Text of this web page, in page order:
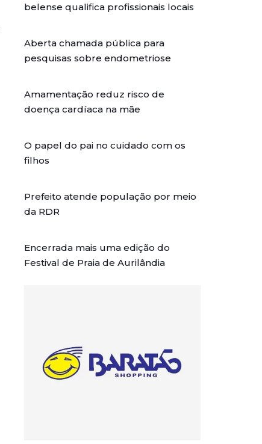
belense qualifica profissionais locais
Aberta chamada pública para
pesquisas sobre endometriose
Amamentação reduz risco de
doença cardíaca na mãe
O papel do pai no cuidado com os
filhos
Prefeito atende população por meio
da RDR
Encerrada mais uma edição do
Festival de Praia de Aurilândia